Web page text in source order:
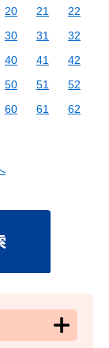
20 21
22
30 31
32
40 41
42
50 51
52
60 61
62